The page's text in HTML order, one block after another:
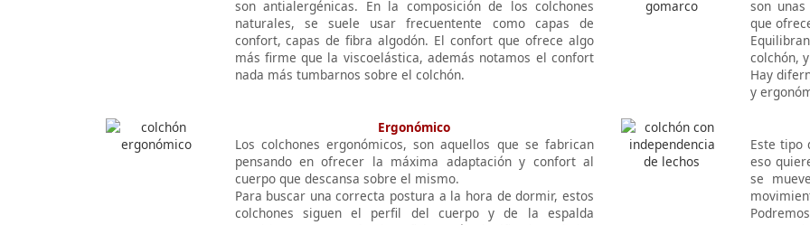
son antialergénicas. En la composición de los colchones
naturales, se suele usar frecuentente como capas de
confort, capas de fibra algodón. El confort que ofrece algo
más firme que la viscoelástica, además notamos el confort
nada más tumbarnos sobre el colchón.
son
que
colchón,
Hay
y
Ergonómico
Los colchones ergonómicos, son aquellos que se fabrican
pensando en ofrecer la máxima adaptación y confort al
cuerpo que descansa sobre el mismo.
Para buscar una correcta postura a la hora de dormir, estos
colchones siguen el perfil del cuerpo y de la espalda
Este tipo
eso
se